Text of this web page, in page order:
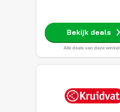
Bekijk deals
Alle deals van deze winkel